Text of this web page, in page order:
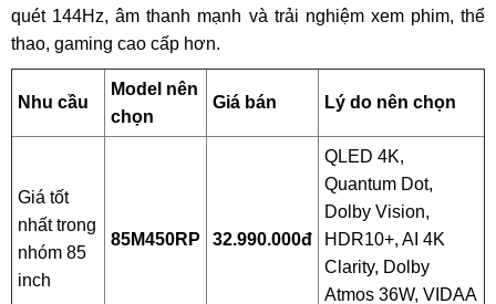
quét 144Hz, âm thanh mạnh và trải nghiệm xem phim, thể
thao, gaming cao cấp hơn.
Nhu cầu
Model nên
chọn
Giá bán Lý do nên chọn
Giá tốt
nhất trong
nhóm 85
inch
85M450RP 32.990.000đ
QLED 4K,
Quantum Dot,
Dolby Vision,
HDR10+, AI 4K
Clarity, Dolby
Atmos 36W, VIDAA